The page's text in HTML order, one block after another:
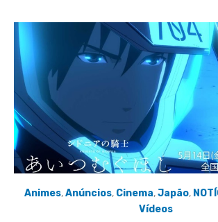
Animes,Anúncios, Cinema,Japão,
Vídeos